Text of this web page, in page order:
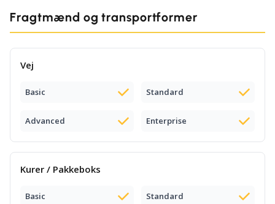
Fragtmænd og transportformer
Vej
Basic Standard
Advanced Enterprise
Kurer / Pakkeboks
Basic Standard